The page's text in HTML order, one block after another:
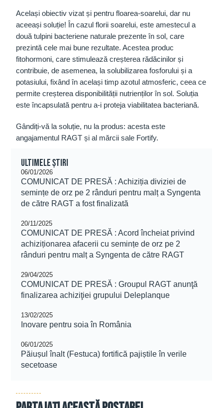
Același obiectiv vizat și pentru floarea-soarelui, dar nu
aceeași soluție! În cazul florii soarelui, este amestecul a
două tulpini bacteriene naturale prezente în sol, care
prezintă cele mai bune rezultate. Acestea produc
fitohormoni, care stimulează creșterea rădăcinilor și
contribuie, de asemenea, la solubilizarea fosforului și a
potasiului, fixând în același timp azotul atmosferic, ceea ce
permite creșterea disponibilității nutrienților în sol. Soluția
este încapsulată pentru a-i proteja viabilitatea bacteriană.
Gândiți-vă la soluție, nu la produs: acesta este
angajamentul RAGT și al mărcii sale Fortify.
Ultimele știri
06/01/2026
COMUNICAT DE PRESĂ : Achiziția diviziei de
semințe de orz pe 2 rânduri pentru malț a Syngenta
de către RAGT a fost finalizată
20/11/2025
COMUNICAT DE PRESĂ : Acord încheiat privind
achiziționarea afacerii cu semințe de orz pe 2
rânduri pentru malț a Syngenta de către RAGT
29/04/2025
COMUNICAT DE PRESĂ : Groupul RAGT anunţă
finalizarea achiziţiei grupului Deleplanque
13/02/2025
Inovare pentru soia în România
06/01/2025
Păiușul înalt (Festuca) fortifică pajiștile în verile
secetoase